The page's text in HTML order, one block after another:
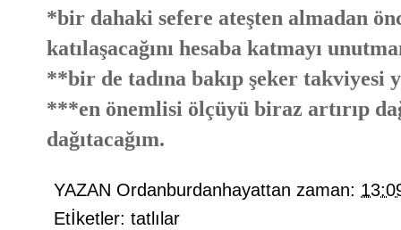
*bir dahaki sefere ateşten almadan
katılaşacağını hesaba katmayı
**bir de tadına bakıp şeker takviyesi
***en önemlisi ölçüyü biraz artırıp
dağıtacağım.
YAZAN Ordanburdanhayattan zaman:
Etİketler: tatlılar